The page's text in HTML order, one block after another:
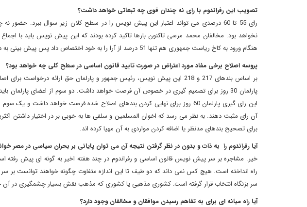
تصویب این رفراندوم با رای نه چندان قوی چه تبعاتی خواهد داشت؟
رای 55 تا 60 درصدی می تواند اعتبار این پیش نویس را در سطح کلان زیر سوال
نخواهد بود. مخالفان محمد مرسی تاکنون بارها تاکید کرده بودند که این پیش نویس باید با
هنگام ورود به کاخ ریاست جمهوری هم تنها 51 درصد از آرا را به خود اختصاص داد پس پیش بینی به دست آوردن آرای نه چندان قاطع می تواند صحیح باشد.
پروسه اصلاح برخی مفاد مورد اعتراض در صورت تایید قانون اساسی در سطح کلی چه خواهد بود؟
بر اساس بندهای 217 و 218 این پیش نویس، رئیس جمهور و پارلمان حق ارائه
پارلمان 30 روز برای تصمیم گیری در خصوص آن فرصت خواهد داشت. دو سوم از اعضای
این رای گیری پارلمان 60 روز برای نهایی کردن بندهای اصلاح شده فرصت خواهد
آن رای مثبت دهند. به نظر می رسد که اخوان المسلمین و سلفی ها به خوبی بر در اختیار داشتن
برای تصحیح بندهای مدنظر یا اضافه کردن مواردی به آن مهیا کرده اند.
آیا رفراندوم را به ذات و بدون در نظر گرفتن نتیجه آن می توان پایانی بر بحران سیاسی در مصر
خیر. مشاجره بر سر پیش نویس قانون اساسی و رفراندوم در چند هفته اخیر به گونه ای پیش رفته
راه انداخته است. هیچ کس نمی داند که دو طیف تا این اندازه متفاوت چگونه خواهند توانست بر
سر بزنگاه انتخاب قرار گرفته است: کشوری مذهبی یا کشوری که مذهب نقش بسیار چشمگیری در
آیا راه میانه ای برای به تفاهم رسیدن موافقان و مخالفان وجود دارد؟